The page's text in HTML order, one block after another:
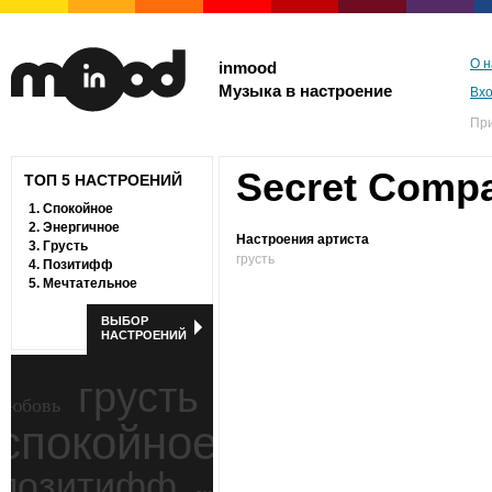
inmood
Музыка в настроение
О
ТОП 5 НАСТРОЕНИЙ
1. Спокойное
2. Энергичное
3. Грусть
4. Позитифф
5. Мечтательное
ВЫБОР
НАСТРОЕНИЙ
грусть
Secret
Настроения артиста
грусть